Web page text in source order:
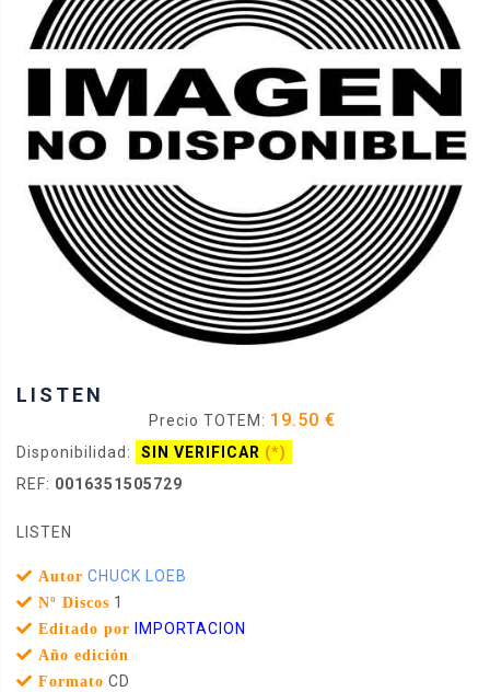
LISTEN
Precio TOTEM: 19.50 €
Disponibilidad: SIN VERIFICAR (*)
REF: 0016351505729
LISTEN
Autor CHUCK LOEB
Nº Discos 1
Editado por IMPORTACION
Año edición
Formato CD